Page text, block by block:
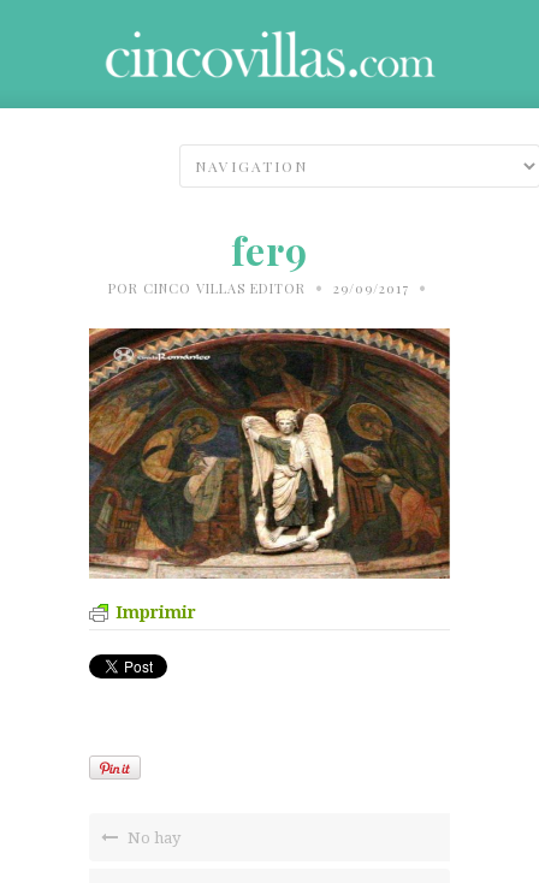
fer9
POR CINCO VILLAS EDITOR • 29/09/2017 •
Imprimir
No hay